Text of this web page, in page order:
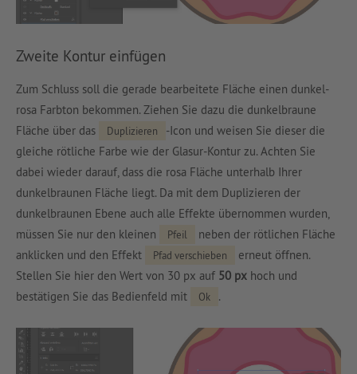
Zweite Kontur einfügen
Zum Schluss soll die gerade bearbeitete Fläche einen dunkel-
rosa Farbton bekommen. Ziehen Sie dazu die dunkelbraune
Fläche über das
Duplizieren
-Icon und weisen Sie dieser die
gleiche rötliche Farbe wie der Glasur-Kontur zu. Achten Sie
dabei wieder darauf, dass die rosa Fläche unterhalb Ihrer
dunkelbraunen Fläche liegt. Da mit dem Duplizieren der
dunkelbraunen Ebene auch alle Effekte übernommen wurden,
müssen Sie nur den kleinen
Pfeil
neben der rötlichen Fläche
anklicken und den Effekt
Pfad verschieben
erneut öffnen.
Stellen Sie hier den Wert von 30 px auf 50 px hoch und
bestätigen Sie das Bedienfeld mit
Ok .